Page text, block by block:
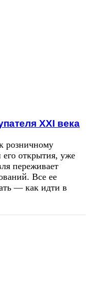
ХХI века
розничному
его открытия, уже
переживает
Все ее
— как идти в